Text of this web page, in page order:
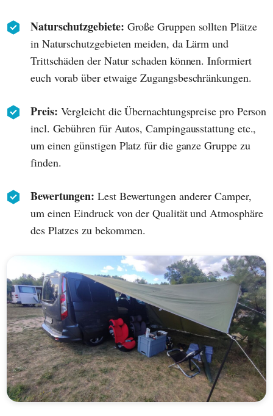
Naturschutzgebiete: Große Gruppen sollten Plätze
in Naturschutzgebieten meiden, da Lärm und
Trittschäden der Natur schaden können. Informiert
euch vorab über etwaige Zugangsbeschränkungen.
Preis: Vergleicht die Übernachtungspreise pro Person
incl. Gebühren für Autos, Campingausstattung etc.,
um einen günstigen Platz für die ganze Gruppe zu
finden.
Bewertungen: Lest Bewertungen anderer Camper,
um einen Eindruck von der Qualität und Atmosphäre
des Platzes zu bekommen.